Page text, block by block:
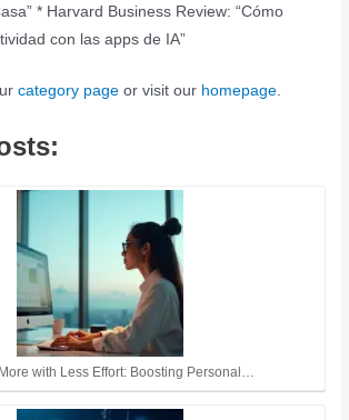
* Harvard Business Review: “Cómo
con las apps de IA”
category page or visit our homepage.
with Less Effort: Boosting Personal…